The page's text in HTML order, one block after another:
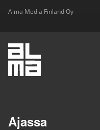
Alma Media Finland Oy